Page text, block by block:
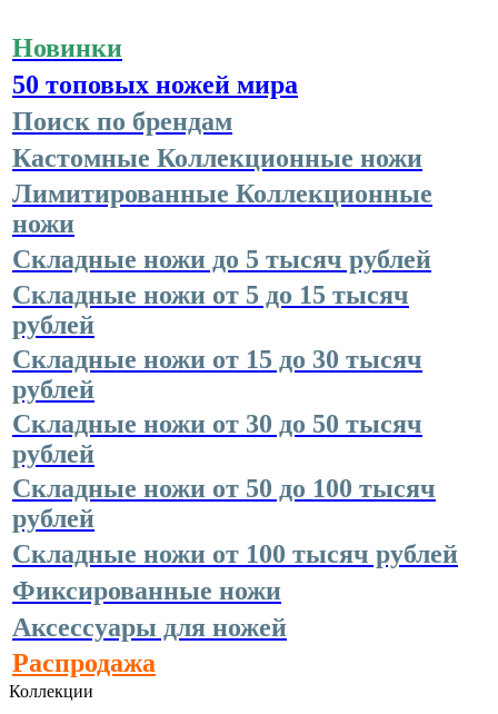
Новинки
50 топовых ножей мира
Поиск по брендам
Кастомные Коллекционные ножи
Лимитированные Коллекционные
ножи
Складные ножи до 5 тысяч рублей
Складные ножи от 5 до 15 тысяч
рублей
Складные ножи от 15 до 30 тысяч
рублей
Складные ножи от 30 до 50 тысяч
рублей
Складные ножи от 50 до 100 тысяч
рублей
Складные ножи от 100 тысяч рублей
Фиксированные ножи
Аксессуары для ножей
Распродажа
Коллекции